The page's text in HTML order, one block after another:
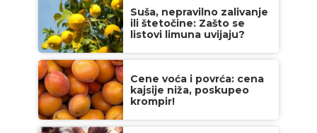
Suša, nepravilno zalivanje
ili štetočine: Zašto se
listovi limuna uvijaju?
Cene voća i povrća: cena
kajsije niža, poskupeo
krompir!